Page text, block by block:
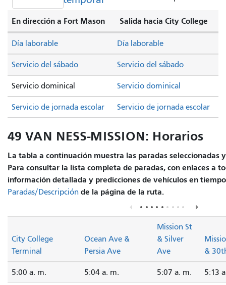
En dirección a Fort Mason Salida hacia City College
Servicio del sábado Servicio del sábado
Servicio dominical Servicio dominical
Día laborable Día laborable
Servicio de jornada escolar Servicio de jornada escolar
49 VAN NESS-MISSION: Horarios
La tabla a continuación muestra las paradas seleccionadas
Para consultar la lista completa de paradas, con enlaces a
información detallada y predicciones de vehículos en
Paradas/Descripción de la página de la ruta.
City College
Terminal
Ocean Ave &
Persia Ave
Mission St
& Silver
Ave
&
5:00 a. m. 5:04 a. m. 5:07 a. m. 5:13